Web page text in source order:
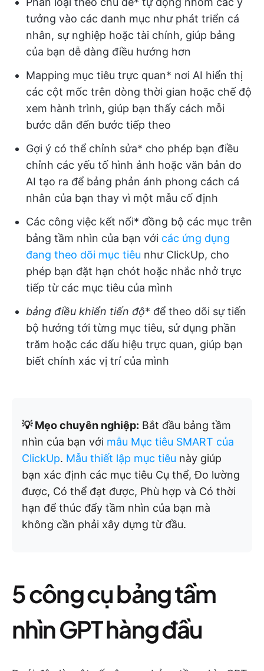
tưởng vào các danh mục như phát triển cá
nhân, sự nghiệp hoặc tài chính, giúp bảng
của bạn dễ dàng điều hướng hơn
Mapping mục tiêu trực quan* nơi AI hiển thị
các cột mốc trên dòng thời gian hoặc chế độ
xem hành trình, giúp bạn thấy cách mỗi
bước dẫn đến bước tiếp theo
Gợi ý có thể chỉnh sửa* cho phép bạn điều
chỉnh các yếu tố hình ảnh hoặc văn bản do
AI tạo ra để bảng phản ánh phong cách cá
nhân của bạn thay vì một mẫu cố định
Các công việc kết nối* đồng bộ các mục trên
bảng tầm nhìn của bạn với các ứng dụng
đang theo dõi mục tiêu như ClickUp, cho
phép bạn đặt hạn chót hoặc nhắc nhở trực
tiếp từ các mục tiêu của mình
bảng điều khiển tiến độ* để theo dõi sự tiến
bộ hướng tới từng mục tiêu, sử dụng phần
trăm hoặc các dấu hiệu trực quan, giúp bạn
biết chính xác vị trí của mình
💡 Mẹo chuyên nghiệp: Bắt đầu bảng tầm
nhìn của bạn với mẫu Mục tiêu SMART của
ClickUp. Mẫu thiết lập mục tiêu này giúp
bạn xác định các mục tiêu Cụ thể, Đo lường
được, Có thể đạt được, Phù hợp và Có thời
hạn để thúc đẩy tầm nhìn của bạn mà
không cần phải xây dựng từ đầu.
5 công cụ bảng tầm
nhìn GPT hàng đầu